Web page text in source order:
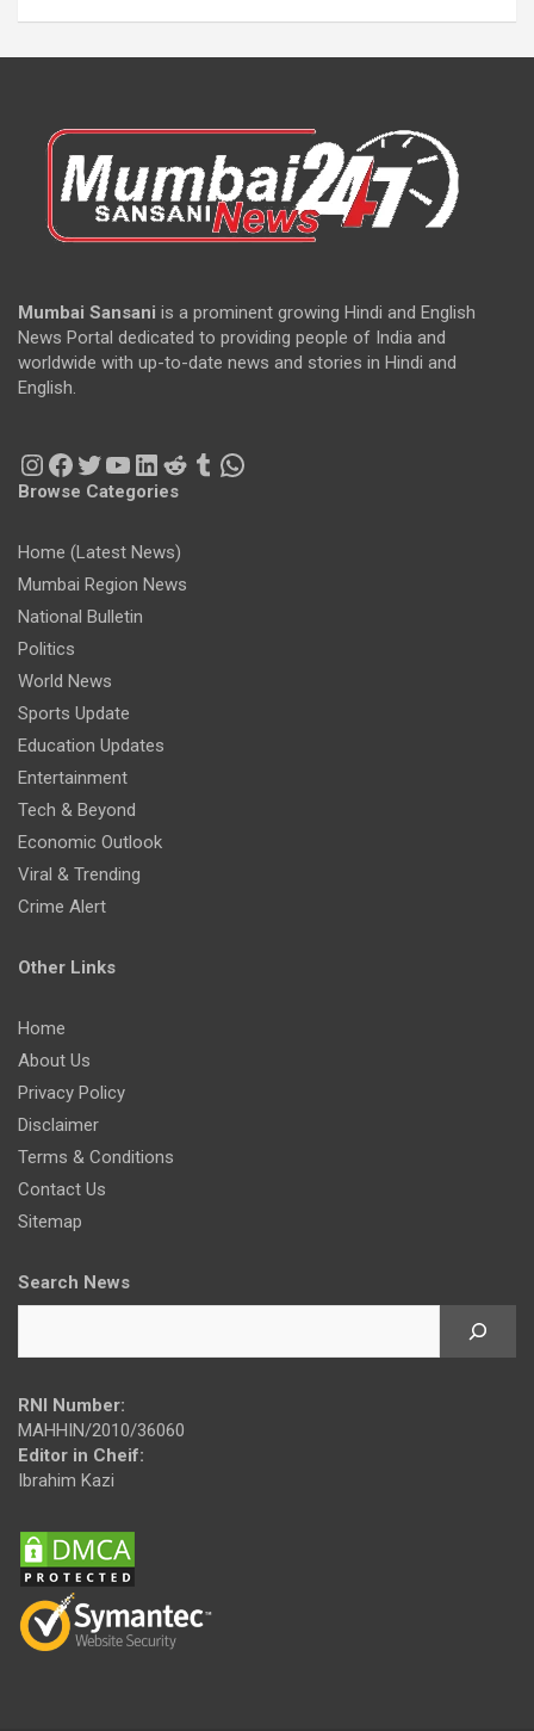
Mumbai Sansani is a prominent growing Hindi and English
News Portal dedicated to providing people of India and
worldwide with up-to-date news and stories in Hindi and
English.
Instagram
Facebook
Twitter
YouTube
LinkedIn
Reddit
Tumblr
WhatsApp
Browse Categories
Home (Latest News)
Mumbai Region News
National Bulletin
Politics
World News
Sports Update
Education Updates
Entertainment
Tech & Beyond
Economic Outlook
Viral & Trending
Crime Alert
Other Links
Home
About Us
Privacy Policy
Disclaimer
Terms & Conditions
Contact Us
Sitemap
Search News
RNI Number:
MAHHIN/2010/36060
Editor in Cheif:
Ibrahim Kazi